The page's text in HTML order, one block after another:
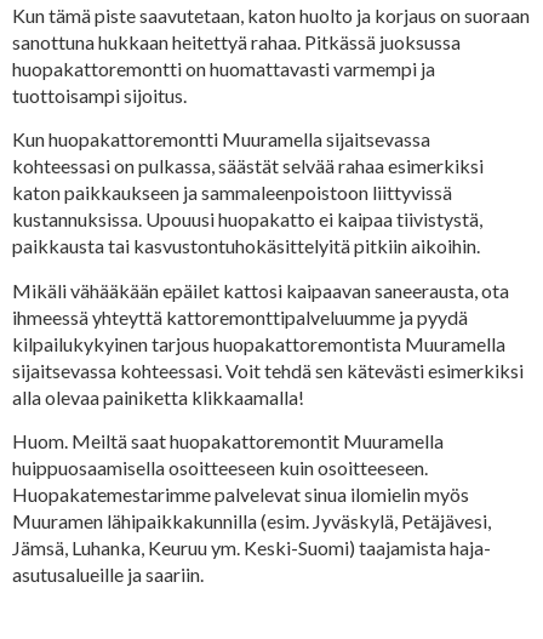
Kun tämä piste saavutetaan, katon huolto ja korjaus on suoraan
sanottuna hukkaan heitettyä rahaa. Pitkässä juoksussa
huopakattoremontti on huomattavasti varmempi ja
tuottoisampi sijoitus.
Kun huopakattoremontti Muuramella sijaitsevassa
kohteessasi on pulkassa, säästät selvää rahaa esimerkiksi
katon paikkaukseen ja sammaleenpoistoon liittyvissä
kustannuksissa. Upouusi huopakatto ei kaipaa tiivistystä,
paikkausta tai kasvustontuhokäsittelyitä pitkiin aikoihin.
Mikäli vähääkään epäilet kattosi kaipaavan saneerausta, ota
ihmeessä yhteyttä kattoremonttipalveluumme ja pyydä
kilpailukykyinen tarjous huopakattoremontista Muuramella
sijaitsevassa kohteessasi. Voit tehdä sen kätevästi esimerkiksi
alla olevaa painiketta klikkaamalla!
Huom. Meiltä saat huopakattoremontit Muuramella
huippuosaamisella osoitteeseen kuin osoitteeseen.
Huopakatemestarimme palvelevat sinua ilomielin myös
Muuramen lähipaikkakunnilla (esim. Jyväskylä, Petäjävesi,
Jämsä, Luhanka, Keuruu ym. Keski-Suomi) taajamista haja-
asutusalueille ja saariin.